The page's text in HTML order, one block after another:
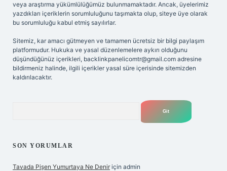
veya araştırma yükümlülüğümüz bulunmamaktadır. Ancak, üyelerimiz
yazdıkları içeriklerin sorumluluğunu taşımakta olup, siteye üye olarak
bu sorumluluğu kabul etmiş sayılırlar.
Sitemiz, kar amacı gütmeyen ve tamamen ücretsiz bir bilgi paylaşım
platformudur. Hukuka ve yasal düzenlemelere aykırı olduğunu
düşündüğünüz içerikleri, backlinkpanelicomtr@gmail.com adresine
bildirmeniz halinde, ilgili içerikler yasal süre içerisinde sitemizden
kaldırılacaktır.
SON YORUMLAR
Tavada Pişen Yumurtaya Ne Denir için admin